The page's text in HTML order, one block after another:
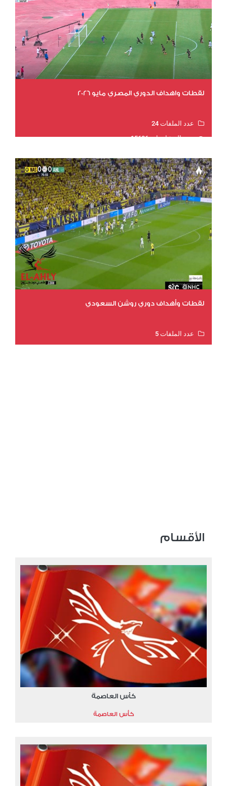
لقطات واهداف الدوري المصري مايو 2026
عدد الملفات 24
عدد المشاهدات 15606
لقطات وأهداف دوري روشن السعودي
عدد الملفات 5
الأقسام
كأس العاصمة
كأس العاصمة